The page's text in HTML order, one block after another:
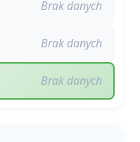
Brak danych
Brak danych
Brak danych